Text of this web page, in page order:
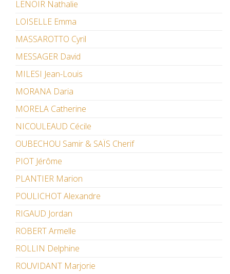
LENOIR Nathalie
LOISELLE Emma
MASSAROTTO Cyril
MESSAGER David
MILESI Jean-Louis
MORANA Daria
MORELA Catherine
NICOULEAUD Cécile
OUBECHOU Samir & SAÏS Cherif
PIOT Jérôme
PLANTIER Marion
POULICHOT Alexandre
RIGAUD Jordan
ROBERT Armelle
ROLLIN Delphine
ROUVIDANT Marjorie